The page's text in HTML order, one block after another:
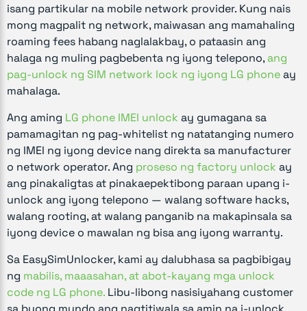
isang partikular na mobile network provider. Kung nais
mong magpalit ng network, maiwasan ang mamahaling
roaming fees habang naglalakbay, o pataasin ang
halaga ng muling pagbebenta ng iyong telepono,ang
pag-unlock ng SIM network lock ng iyong LG phoneay
mahalaga.
Ang aming LG phone IMEI unlock ay gumagana sa
pamamagitan ng pag-whitelist ng natatanging numero
ng IMEI ng iyong device nang direkta sa manufacturer
o network operator. Ang proseso ng factory unlock ay
ang pinakaligtas at pinakaepektibong paraan upang i-
unlock ang iyong telepono — walang software hacks,
walang rooting, at walang panganib na makapinsala sa
iyong device o mawalan ng bisa ang iyong warranty.
Sa EasySimUnlocker, kami ay dalubhasa sa pagbibigay
ng mabilis, maaasahan, at abot-kayang mga unlock
code ng LG phone. Libu-libong nasisiyahang customer